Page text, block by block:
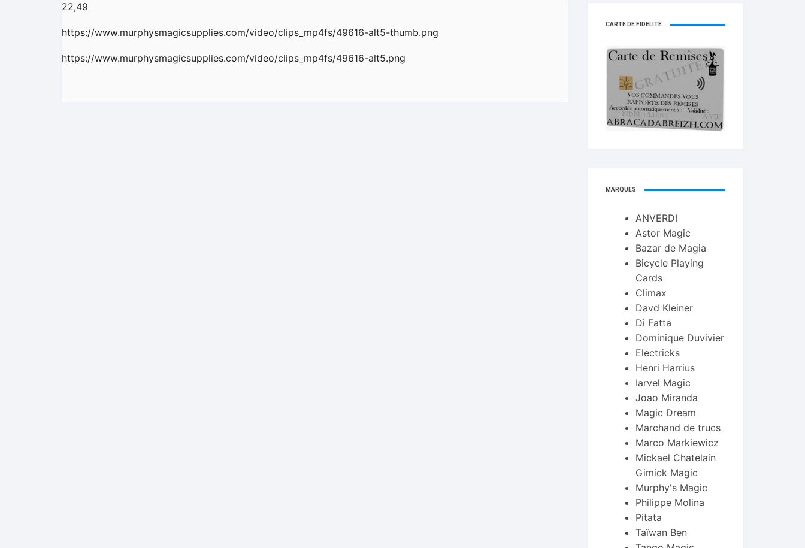
22,49
https://www.murphysmagicsupplies.com/video/clips_mp4fs/49616-alt5-thumb.png
https://www.murphysmagicsupplies.com/video/clips_mp4fs/49616-alt5.png
CARTE DE FIDELITÉ
MARQUES
ANVERDI
Astor Magic
Bazar de Magia
Bicycle Playing
Cards
Climax
Davd Kleiner
Di Fatta
Dominique Duvivier
Electricks
Henri Harrius
Iarvel Magic
Joao Miranda
Magic Dream
Marchand de trucs
Marco Markiewicz
Mickael Chatelain
Gimick Magic
Murphy's Magic
Philippe Molina
Pitata
Taïwan Ben